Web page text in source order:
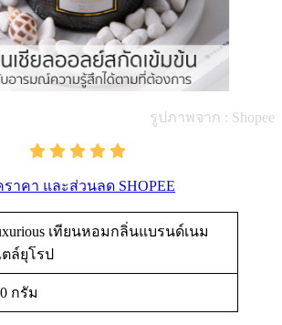
รูปภาพจาก : Shopee
ราคา และส่วนลด SHOPEE
เทียนหอมกลิ่นแบรนด์เนม
ตล์ยุโรป
กรัม